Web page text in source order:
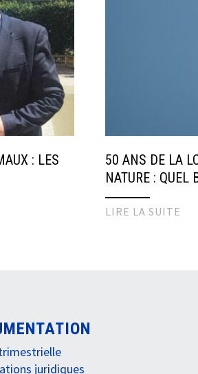
: LES
50 ANS DE LA
NATURE : QUEL
LIRE LA SUITE
juridiques